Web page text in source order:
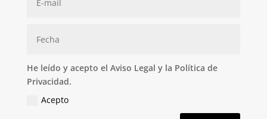
He leído y acepto el Aviso Legal y la Política de
Privacidad.
Acepto